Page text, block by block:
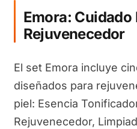
Emora: Cuidado
Rejuvenecedor
El set Emora incluye
diseñados para
piel: Esencia
Rejuvenecedor,